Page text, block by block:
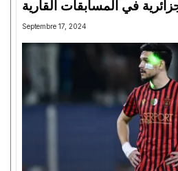
Septembre 17, 2024